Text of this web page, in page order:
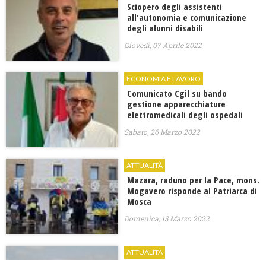
Sciopero degli assistenti
all'autonomia e comunicazione
degli alunni disabili
Giovedì, 07 Aprile 2022
ECONOMIA E LAVORO
Comunicato Cgil su bando
gestione apparecchiature
elettromedicali degli ospedali
Sabato, 26 Marzo 2022
ATTUALITÀ
Mazara, raduno per la Pace, mons.
Mogavero risponde al Patriarca di
Mosca
Domenica, 13 Marzo 2022
ATTUALITÀ